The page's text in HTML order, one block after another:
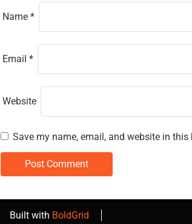
Name *
Email *
Website
Save my name, email, and website in
Built with BoldGrid